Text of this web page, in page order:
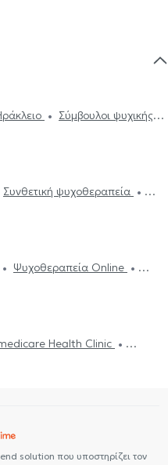
Σύμβουλοι ψυχικής
στις Αχαρνές
υγείας στη Νέα
υγείας στα Άνω Πατήσια
Συνθετική ψυχοθεραπεία
εφήβων
Συμβουλευτική
- Ψυχογενής Ανορεξία
Συμβουλευτική επαγγελματικού
Ψυχοθεραπεία Online
Health Clinic
solution που υποστηρίζει τον